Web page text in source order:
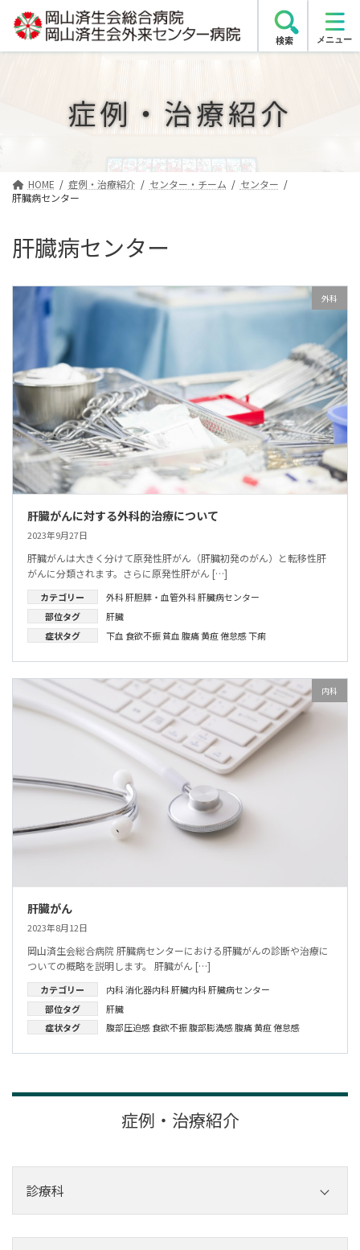
テ
ゲ
症例・治療紹介
HOME 症例・治療紹介 センター・チーム
センター
肝臓病センター
肝臓病センター
外科
肝臓がんに対する外科的治療について
2023年9月27日
肝臓がんは大きく分けて原発性肝がん（肝臓初発のがん）と転移性肝
がんに分類されます。さらに原発性肝がん […]
カテゴリー 外科肝胆膵・血管外科肝臓病センター
部位タグ
肝臓
症状タグ
下血 食欲不振 貧血 腹痛黄疸倦怠感下痢
内科
肝臓がん
2023年8月12日
岡山済生会総合病院 肝臓病センターにおける肝臓がんの診断や治療に
ついての概略を説明します。 肝臓がん […]
カテゴリー 内科消化器内科肝臓内科肝臓病センター
部位タグ
肝臓
症状タグ
腹部圧迫感食欲不振腹部膨満感腹痛黄疸倦怠感
症例・治療紹介
診療科
検索